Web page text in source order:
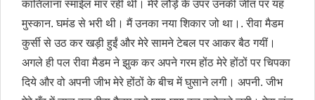
कातिलाना स्माईल मार रही थी। मेरे लौड़े के उपर उनकी जीत पर यह
मुस्कान. घमंड से भरी थी। मैं उनका नया शिकार जो था।. रीवा मैडम
कुर्सी से उठ कर खड़ी हुईं और मेरे सामने टेबल पर आकर बैठ गयीं।
अगले ही पल रीवा मैडम ने झुक कर अपने गरम होंठ मेरे होंठों पर चिपका
दिये और वो अपनी जीभ मेरे होंठों के बीच में घुसाने लगी। अपनी. जीभ